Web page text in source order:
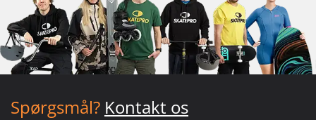
Spørgsmål? Kontakt os